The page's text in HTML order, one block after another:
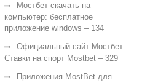
Мостбет скачать на
компьютер: бесплатное
приложение windows – 134
Официальный сайт Мостбет
Ставки на спорт Mostbet – 329
Приложения MostBet для